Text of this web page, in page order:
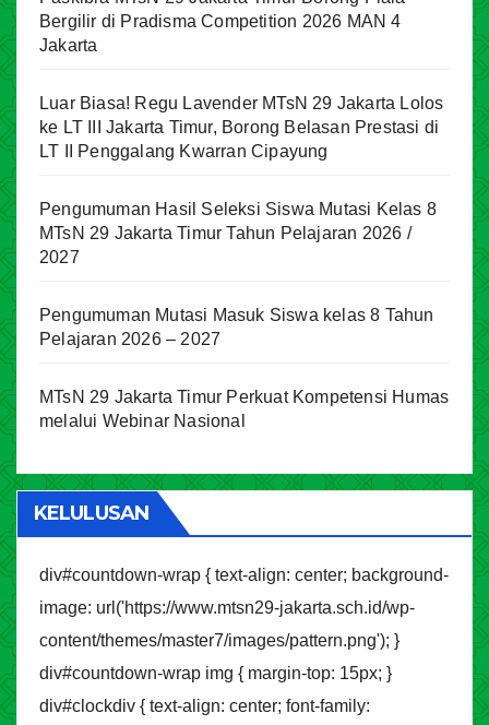
Bergilir di Pradisma Competition 2026 MAN 4
Jakarta
Luar Biasa! Regu Lavender MTsN 29 Jakarta Lolos
ke LT III Jakarta Timur, Borong Belasan Prestasi di
LT II Penggalang Kwarran Cipayung
Pengumuman Hasil Seleksi Siswa Mutasi Kelas 8
MTsN 29 Jakarta Timur Tahun Pelajaran 2026 /
2027
Pengumuman Mutasi Masuk Siswa kelas 8 Tahun
Pelajaran 2026 – 2027
MTsN 29 Jakarta Timur Perkuat Kompetensi Humas
melalui Webinar Nasional
KELULUSAN
div#countdown-wrap { text-align: center; background-
image: url('https://www.mtsn29-jakarta.sch.id/wp-
content/themes/master7/images/pattern.png'); }
div#countdown-wrap img { margin-top: 15px; }
div#clockdiv { text-align: center; font-family: